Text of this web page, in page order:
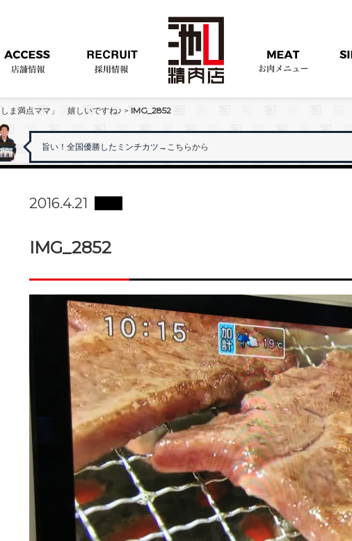
ま満点ママ」 嬉しいですね♪ > IMG_2852
旨い！全国優勝したミンチカツ →こちらから
2016.4.21
IMG_2852